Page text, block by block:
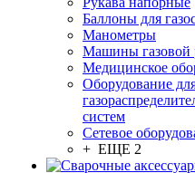
Баллоны для
Манометры
Машины газовой
Медицинское
Оборудование
систем
Сетевое
+ ЕЩЕ 2